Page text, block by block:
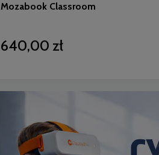
Mozabook Classroom
640,00 zł